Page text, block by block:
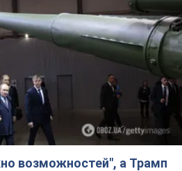
возможностей", а Трамп